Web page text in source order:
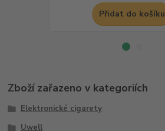
Přidat do košíku
Zboží zařazeno v kategoriích
Elektronické cigarety
Uwell